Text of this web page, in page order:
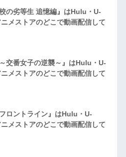
校の劣等生 追憶編』はHulu・U-
メストアのどこで動画配信して
～交番女子の逆襲～』はHulu・U-
メストアのどこで動画配信して
フロントライン』はHulu・U-
メストアのどこで動画配信して